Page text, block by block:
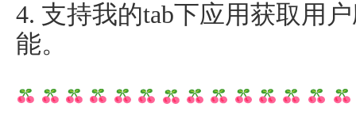
4. 支持我的tab下应用获取用
能。